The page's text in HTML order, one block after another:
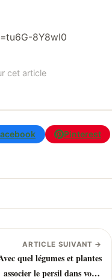
8Y8wI0
cet article
Pinterest
ARTICLE SUIVANT →
quel légumes et plantes
associer le persil dans votre